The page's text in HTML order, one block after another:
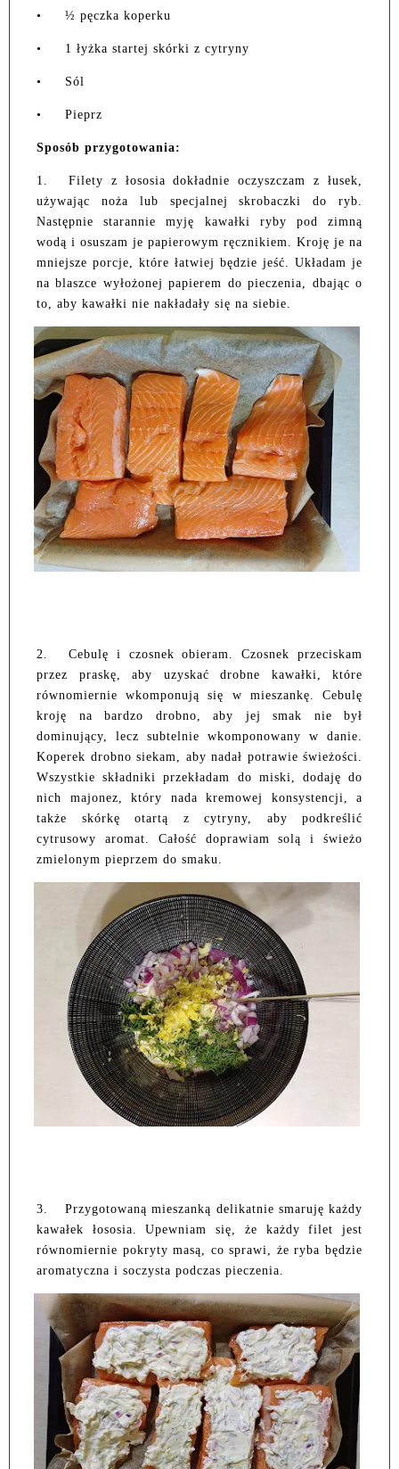
• ½ pęczka koperku
• 1 łyżka startej skórki z cytryny
• Sól
• Pieprz
Sposób przygotowania:
1.
Filety z łososia dokładnie oczyszczam z łusek,
używając noża lub specjalnej skrobaczki do ryb.
Następnie starannie myję kawałki ryby pod zimną
wodą i osuszam je papierowym ręcznikiem. Kroję je na
mniejsze porcje, które łatwiej będzie jeść. Układam je
na blaszce wyłożonej papierem do pieczenia, dbając o
to, aby kawałki nie nakładały się na siebie.
2.
Cebulę i czosnek obieram. Czosnek przeciskam
przez praskę, aby uzyskać drobne kawałki, które
równomiernie wkomponują się w mieszankę. Cebulę
kroję na bardzo drobno, aby jej smak nie był
dominujący, lecz subtelnie wkomponowany w danie.
Koperek drobno siekam, aby nadał potrawie świeżości.
Wszystkie składniki przekładam do miski, dodaję do
nich majonez, który nada kremowej konsystencji, a
także skórkę otartą z cytryny, aby podkreślić
cytrusowy aromat. Całość doprawiam solą i świeżo
zmielonym pieprzem do smaku.
3.
Przygotowaną mieszanką delikatnie smaruję każdy
kawałek łososia. Upewniam się, że każdy filet jest
równomiernie pokryty masą, co sprawi, że ryba będzie
aromatyczna i soczysta podczas pieczenia.